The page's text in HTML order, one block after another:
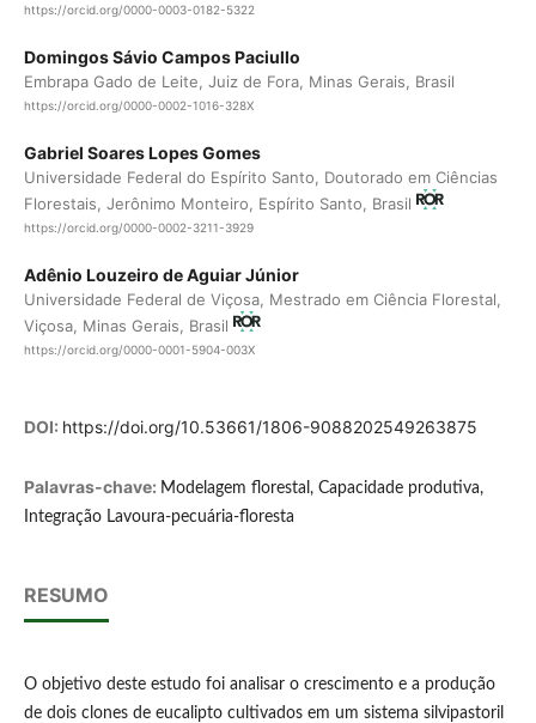
https://orcid.org/0000-0003-0182-5322
Domingos Sávio Campos Paciullo
Embrapa Gado de Leite, Juiz de Fora, Minas Gerais, Brasil
https://orcid.org/0000-0002-1016-328X
Gabriel Soares Lopes Gomes
Universidade Federal do Espírito Santo, Doutorado em Ciências
Florestais, Jerônimo Monteiro, Espírito Santo, Brasil
https://orcid.org/0000-0002-3211-3929
Adênio Louzeiro de Aguiar Júnior
Universidade Federal de Viçosa, Mestrado em Ciência Florestal,
Viçosa, Minas Gerais, Brasil
https://orcid.org/0000-0001-5904-003X
DOI: https://doi.org/10.53661/1806-9088202549263875
Palavras-chave: Modelagem florestal, Capacidade produtiva,
Integração Lavoura-pecuária-floresta
RESUMO
O objetivo deste estudo foi analisar o crescimento e a produção
de dois clones de eucalipto cultivados em um sistema silvipastoril